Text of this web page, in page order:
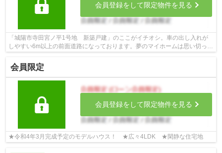
会員登録をして限定物件を見る
「城陽市寺田宮ノ平1号地 新築戸建」のここがイチオシ。車の出し入れが
しやすい6m以上の前面道路になっております。夢のマイホームは思い切って
新築の戸建てはいかがでしょうか。不動...
会員限定
会員登録をして限定物件を見る
★令和4年3月完成予定のモデルハウス！ ★広々4LDK ★閑静な住宅地